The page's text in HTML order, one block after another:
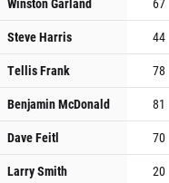
Steve Harris
44
Tellis Frank
78
Benjamin McDonald
81
Dave Feitl
70
Larry Smith
20